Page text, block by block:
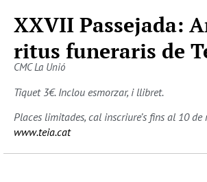
XXVII Passejada:
ritus funeraris de
CMC La Unió
Tiquet 3€. Inclou esmorzar, i llibret.
Places limitades, cal inscriure’s fins al 10 de
www.teia.cat